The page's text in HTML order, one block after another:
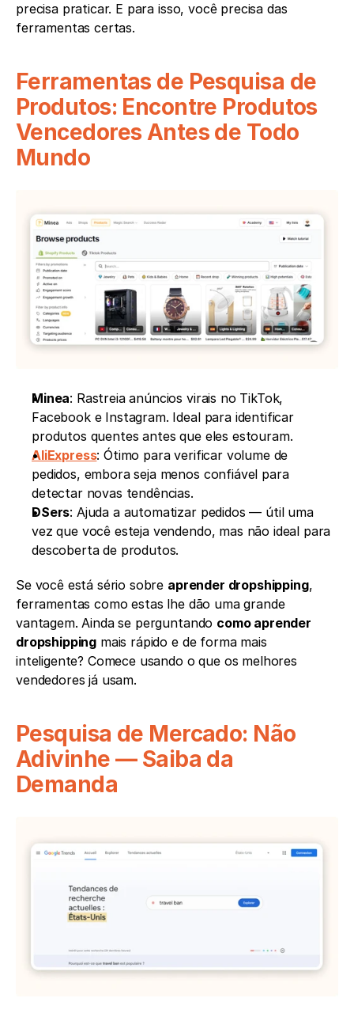
precisa praticar. E para isso, você precisa das
ferramentas certas.
Ferramentas de Pesquisa de
Produtos: Encontre Produtos
Vencedores Antes de Todo
Mundo
Minea: Rastreia anúncios virais no TikTok,
Facebook e Instagram. Ideal para identificar
produtos quentes antes que eles estouram.
AliExpress: Ótimo para verificar volume de
pedidos, embora seja menos confiável para
detectar novas tendências.
DSers: Ajuda a automatizar pedidos — útil uma
vez que você esteja vendendo, mas não ideal para
descoberta de produtos.
Se você está sério sobre aprender dropshipping,
ferramentas como estas lhe dão uma grande
vantagem. Ainda se perguntando como aprender
dropshipping mais rápido e de forma mais
inteligente? Comece usando o que os melhores
vendedores já usam.
Pesquisa de Mercado: Não
Adivinhe — Saiba da
Demanda